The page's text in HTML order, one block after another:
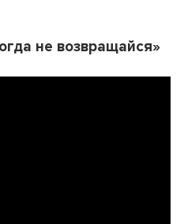
не возвращайся»